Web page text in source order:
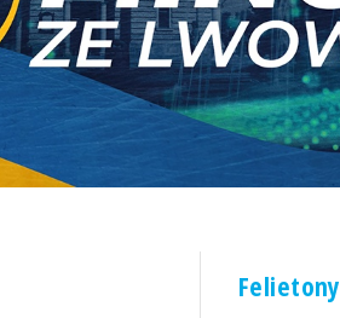
Felietony